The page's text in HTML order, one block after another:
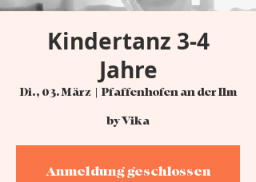
Kindertanz 3-4
Jahre
Di., 03. März
  |
Pfaffenhofen an der Ilm
by Vika
Anmeldung geschlossen